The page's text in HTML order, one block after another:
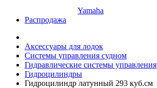
Yamaha
Распродажа
Аксессуары для лодок
Системы управления судном
Гидравлические системы управления
Гидроцилиндры
Гидроцилиндр латунный 293 куб.см